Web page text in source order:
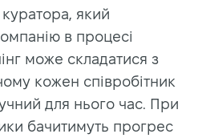
який
в процесі
може складатися з
кожен співробітник
для нього час. При
бачитимуть прогрес